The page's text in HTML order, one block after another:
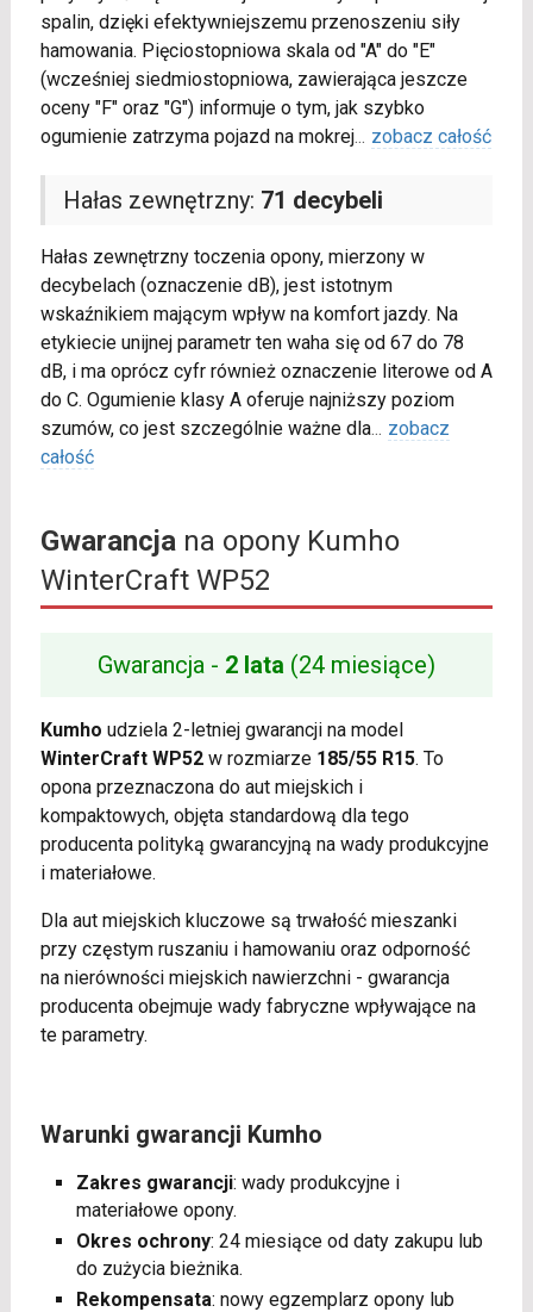
spalin, dzięki efektywniejszemu przenoszeniu siły
hamowania. Pięciostopniowa skala od "A" do "E"
(wcześniej siedmiostopniowa, zawierająca jeszcze
oceny "F" oraz "G") informuje o tym, jak szybko
ogumienie zatrzyma pojazd na mokrej... zobacz całość
Hałas zewnętrzny: 71 decybeli
Hałas zewnętrzny toczenia opony, mierzony w
decybelach (oznaczenie dB), jest istotnym
wskaźnikiem mającym wpływ na komfort jazdy. Na
etykiecie unijnej parametr ten waha się od 67 do 78
dB, i ma oprócz cyfr również oznaczenie literowe od A
do C. Ogumienie klasy A oferuje najniższy poziom
szumów, co jest szczególnie ważne dla... zobacz
całość
Gwarancjana opony Kumho
WinterCraft WP52
Gwarancja - 2 lata (24 miesiące)
Kumho udziela 2-letniej gwarancji na model
WinterCraft WP52w rozmiarze 185/55 R15. To
opona przeznaczona do aut miejskich i
kompaktowych, objęta standardową dla tego
producenta polityką gwarancyjną na wady produkcyjne
i materiałowe.
Dla aut miejskich kluczowe są trwałość mieszanki
przy częstym ruszaniu i hamowaniu oraz odporność
na nierówności miejskich nawierzchni - gwarancja
producenta obejmuje wady fabryczne wpływające na
te parametry.
Warunki gwarancji Kumho
Zakres gwarancji: wady produkcyjne i
materiałowe opony.
Okres ochrony: 24 miesiące od daty zakupu lub
do zużycia bieżnika.
Rekompensata: nowy egzemplarz opony lub